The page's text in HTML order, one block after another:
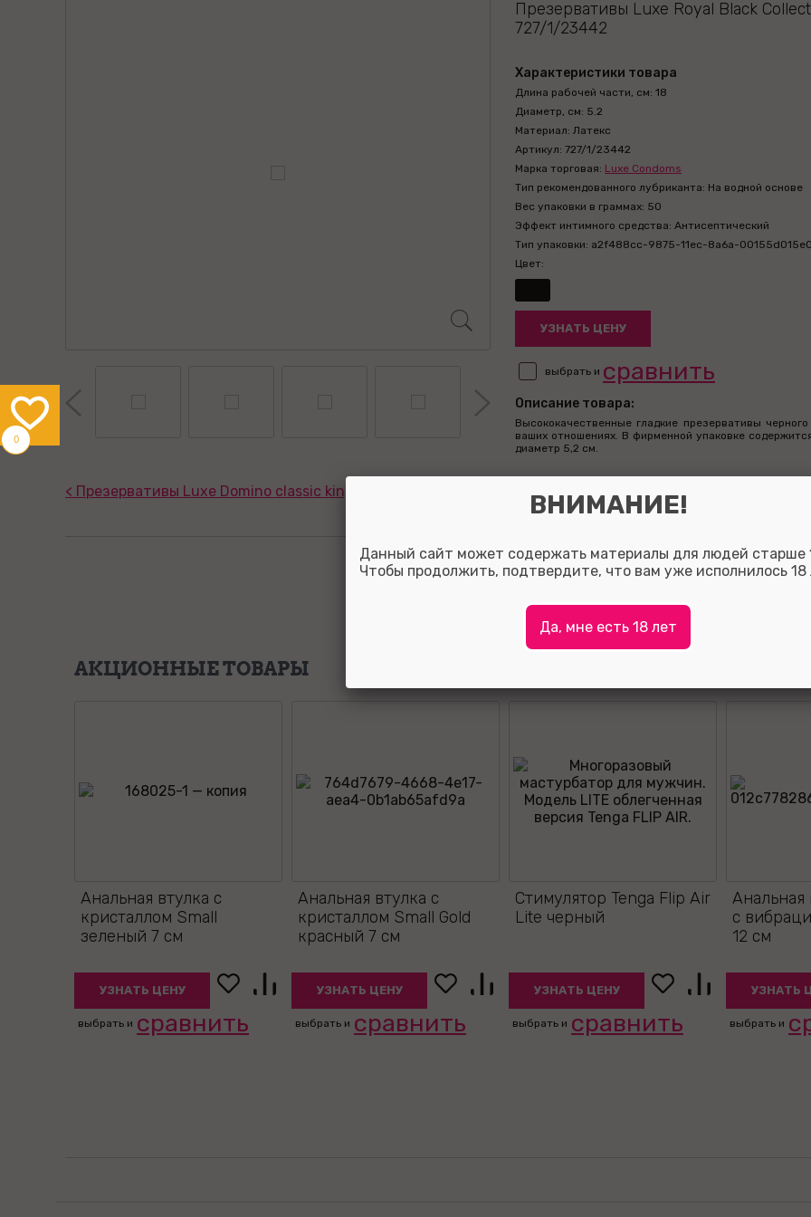
Презервативы Luxe Royal Black
727/1/23442
Характеристики товара
Длина рабочей части, см: 18
Диаметр, см: 5.2
Материал: Латекс
Артикул: 727/1/23442
Марка торговая: Luxe Condoms
Тип рекомендованного лубриканта: На водной основе
Вес упаковки в граммах: 50
Эффект интимного средства: Антисептический
Тип упаковки: a2f488cc-9875-11ec-8a6a-
Цвет:
УЗНАТЬ ЦЕНУ
выбрать и сравнить
Описание товара:
Высококачественные гладкие презервативы
ваших отношениях. В фирменной упаковке
диаметр 5,2 см.
< Презервативы Luxe Domino classic king size № 6
Оставить отзыв:
Так вы сможете помочь потенциальным покупателям
Для того что бы оставить отзыв зарегистрируйтесь
АКЦИОННЫЕ ТОВАРЫ
Анальная втулка с
кристаллом Small
зеленый 7 см
УЗНАТЬ ЦЕНУ
выбрать и сравнить
Анальная втулка с
кристаллом Small Gold
красный 7 см
УЗНАТЬ ЦЕНУ
выбрать и сравнить
Стимулятор Tenga Flip Air
Lite черный
УЗНАТЬ ЦЕНУ
выбрать и сравнить
Анальная
с
12 см
УЗНАТЬ
выбрать и
0
ВНИМАНИЕ!
Данный сайт может содержать материалы для людей старше
Чтобы продолжить, подтвердите, что вам уже исполнилось 18
Да, мне есть 18 лет